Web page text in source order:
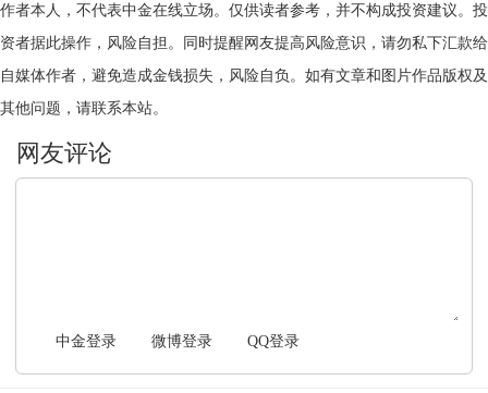
作者本人，不代表中金在线立场。仅供读者参考，并不构成投资建议。投
资者据此操作，风险自担。同时提醒网友提高风险意识，请勿私下汇款给
自媒体作者，避免造成金钱损失，风险自负。如有文章和图片作品版权及
其他问题，请联系本站。
中金登录 微博登录 QQ登录